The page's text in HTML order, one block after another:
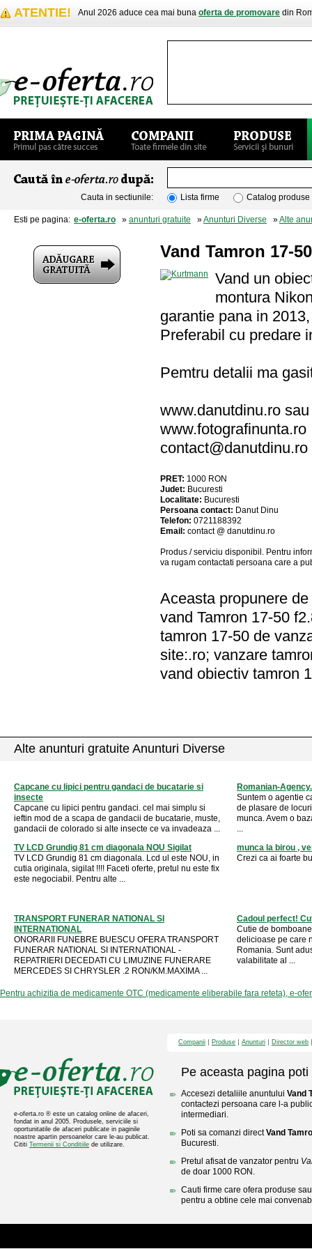
ATENTIE! Anul 2026 aduce cea mai buna oferta de promovare din
Cauta in sectiunile: Lista firme Catalog produse
Esti pe pagina: e-oferta.ro » anunturi gratuite »Anunturi Diverse »Alte
Vand Tamron 17-
Vand un
montura
garantie pana in
Preferabil cu predare
Pemtru detalii ma
www.danutdinu.ro sau
www.fotografinunta.ro
contact@danutdinu.ro
PRET: 1000 RON
Judet: Bucuresti
Localitate: Bucuresti
Persoana contact: Danut Dinu
Telefon: 0721188392
Email: contact @ danutdinu.ro
Produs / serviciu disponibil . Pentru
va rugam contactati persoana care a
Aceasta propunere
vand Tamron 17-50
tamron 17-50 de
site:.ro; vanzare
vand obiectiv tamron
Alte anunturi gratuite Anunturi Diverse
Capcane cu lipici pentru gandaci de bucatarie si
insecte
Capcane cu lipici pentru gandaci. cel mai simplu si
ieftin mod de a scapa de gandacii de bucatarie, muste,
gandacii de colorado si alte insecte ce va invadeaza ...
Romanian-
Suntem o agentie
de plasare de
munca. Avem o
...
TV LCD Grundig 81 cm diagonala NOU Sigilat
TV LCD Grundig 81 cm diagonala. Lcd ul este NOU, in
cutia originala, sigilat !!!! Faceti oferte, pretul nu este fix
este negociabil. Pentru alte ...
munca la birou ,
Crezi ca ai foarte
TRANSPORT FUNERAR NATIONAL SI
INTERNATIONAL
ONORARII FUNEBRE BUESCU OFERA TRANSPORT
FUNERAR NATIONAL SI INTERNATIONAL -
REPATRIERI DECEDATI CU LIMUZINE FUNERARE
MERCEDES SI CHRYSLER .2 RON/KM.MAXIMA ...
Cadoul perfect!
Cutie de
delicioase pe care
Romania. Sunt
valabilitate al ...
Pentru achizitia de medicamente OTC (medicamente eliberabile fara reteta), e-
e-oferta.ro ® este un catalog online de afaceri,
fondat in anul 2005. Produsele, serviciile si
oportunitatile de afaceri publicate in paginile
noastre apartin persoanelor care le-au publicat.
Cititi Termenii si Conditiile de utilizare.
Companii Produse Anunturi Director web
Pe aceasta pagina poti
Accesezi detaliile anuntului Vand
contactezi persoana care l-a
intermediari.
Poti sa comanzi directVand
Bucuresti.
Pretul afisat de vanzator pentru
de doar 1000 RON.
Cauti firme care ofera produse
pentru a obtine cele mai